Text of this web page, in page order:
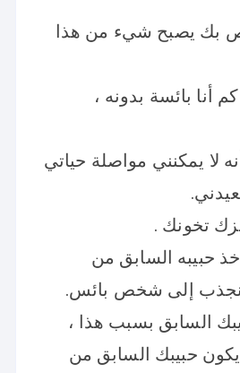
بك يصبح شيء من هذا
أنا بائسة بدونه ،
لا يمكنني مواصلة حياتي
تخونك .
حبيبه السابق من
ينجذب إلى شخص بائس.
السابق بسبب هذا ،
حبيبك السابق من